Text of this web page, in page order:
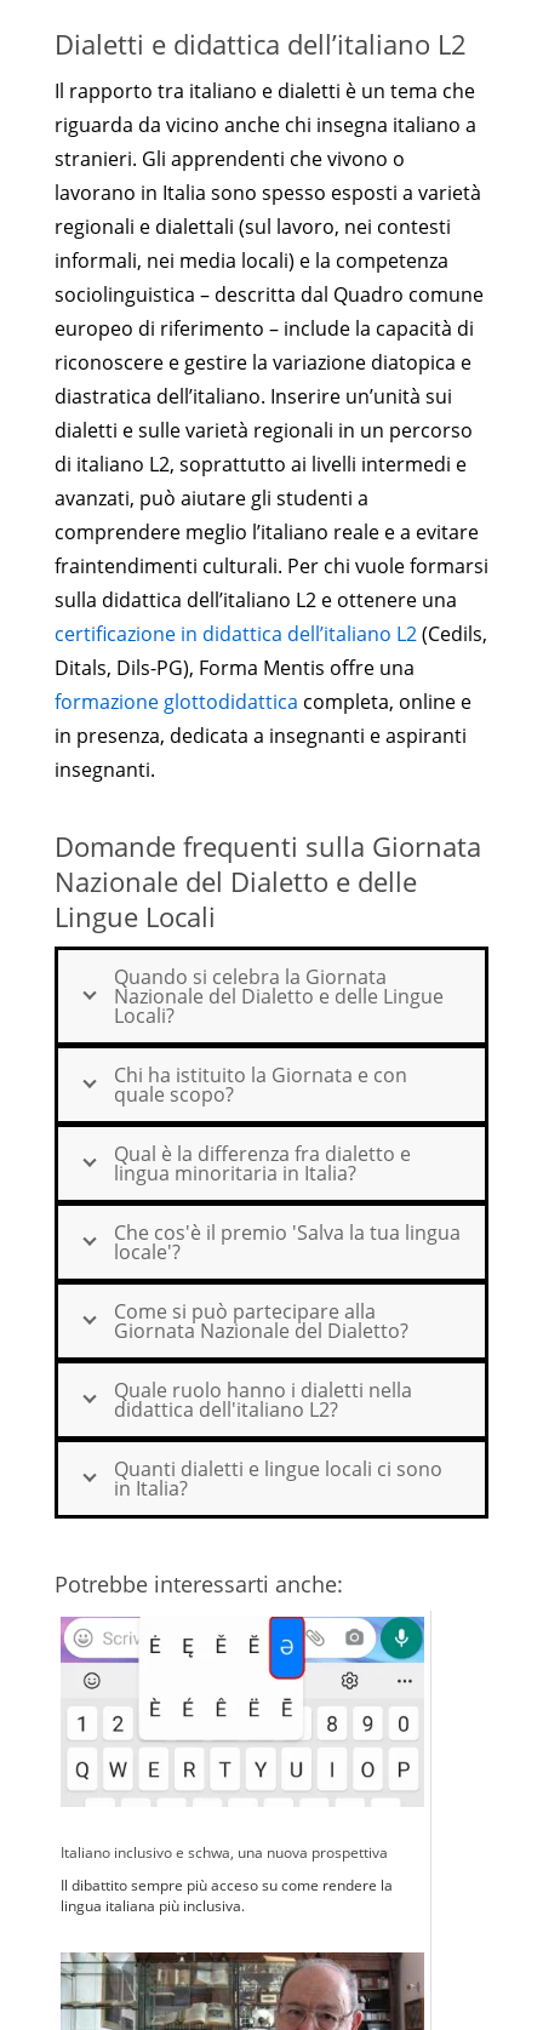
Dialetti e didattica dell’italiano L2
Il rapporto tra italiano e dialetti è un tema che
riguarda da vicino anche chi insegna italiano a
stranieri. Gli apprendenti che vivono o
lavorano in Italia sono spesso esposti a varietà
regionali e dialettali (sul lavoro, nei contesti
informali, nei media locali) e la competenza
sociolinguistica – descritta dal Quadro comune
europeo di riferimento – include la capacità di
riconoscere e gestire la variazione diatopica e
diastratica dell’italiano. Inserire un’unità sui
dialetti e sulle varietà regionali in un percorso
di italiano L2, soprattutto ai livelli intermedi e
avanzati, può aiutare gli studenti a
comprendere meglio l’italiano reale e a evitare
fraintendimenti culturali. Per chi vuole formarsi
sulla didattica dell’italiano L2 e ottenere una
certificazione in didattica dell’italiano L2(Cedils,
Ditals, Dils-PG), Forma Mentis offre una
formazione glottodidattica completa, online e
in presenza, dedicata a insegnanti e aspiranti
insegnanti.
Domande frequenti sulla Giornata
Nazionale del Dialetto e delle
Lingue Locali
Quando si celebra la Giornata
Nazionale del Dialetto e delle Lingue
Locali?
Chi ha istituito la Giornata e con
quale scopo?
Qual è la differenza fra dialetto e
lingua minoritaria in Italia?
Che cos'è il premio 'Salva la tua lingua
locale'?
Come si può partecipare alla
Giornata Nazionale del Dialetto?
Quale ruolo hanno i dialetti nella
didattica dell'italiano L2?
Quanti dialetti e lingue locali ci sono
in Italia?
Potrebbe interessarti anche:
Italiano inclusivo e schwa, una nuova prospettiva
Il dibattito sempre più acceso su come rendere la
lingua italiana più inclusiva.